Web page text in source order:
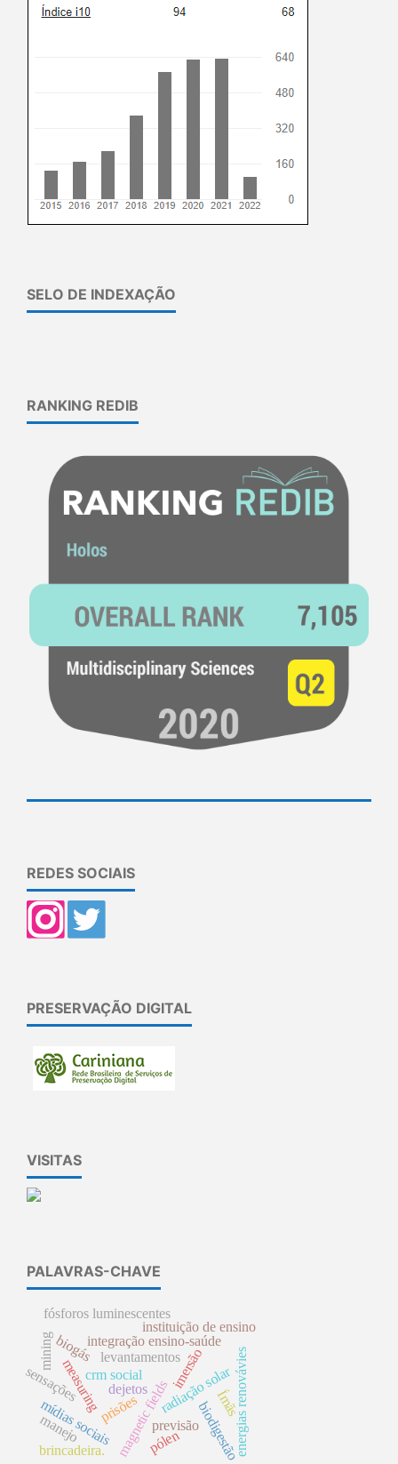
SELO DE INDEXAÇÃO
RANKING REDIB
REDES SOCIAIS
PRESERVAÇÃO DIGITAL
VISITAS
PALAVRAS-CHAVE
integração ensino-saúde
biogás
measuring magnetic fields
sensações imersão
radiação solarenergias renovávies
previsão
instituição de ensino
mídias sociais
crm social
biodigestão
levantamentos
dejetos Ímãs
fósforos luminescentes
brincadeira.
prisões
mining
manejo pólen